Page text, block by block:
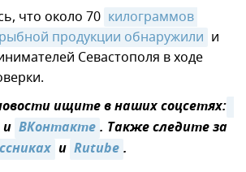
что около 70 килограммов
продукции обнаружили и
Севастополя в ходе
ищите в наших соцсетях:
и ВКонтакте. Также следите за
и Rutube.